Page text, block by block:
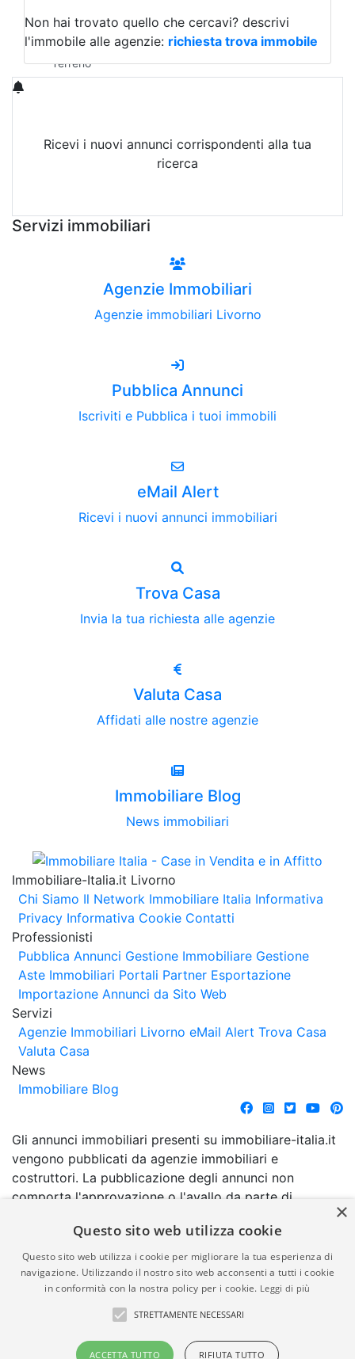
Qualsiasi
Terreno edificabile
Terreno
Non hai trovato quello che cercavi? descrivi
l'immobile alle agenzie: richiesta trova immobile
Ricevi i nuovi annunci corrispondenti alla tua
ricerca
Servizi immobiliari
Agenzie Immobiliari
Agenzie immobiliari Livorno
Pubblica Annunci
Iscriviti e Pubblica i tuoi immobili
eMail Alert
Ricevi i nuovi annunci immobiliari
Trova Casa
Invia la tua richiesta alle agenzie
Valuta Casa
Affidati alle nostre agenzie
Immobiliare Blog
News immobiliari
Immobiliare-Italia.it Livorno
Chi Siamo Il Network Immobiliare Italia Informativa
Privacy Informativa Cookie Contatti
Professionisti
Pubblica Annunci Gestione Immobiliare Gestione
Aste Immobiliari Portali Partner Esportazione
Importazione Annunci da Sito Web
Servizi
Agenzie Immobiliari Livorno eMail Alert Trova Casa
Valuta Casa
News
Immobiliare Blog
Gli annunci immobiliari presenti su immobiliare-italia.it
vengono pubblicati da agenzie immobiliari e
costruttori. La pubblicazione degli annunci non
comporta l'approvazione o l'avallo da parte di
garanzia da parte di quest'ultima. immobiliare-italia.it
quindi non è responsabile della veridicità, della
correttezza, della completezza, della normativa in
materia di privacy e/o di alcun altro aspetto dei
suddetti annunci.
© Copyright 2007 - 2026
Powered by
×
Questo sito web utilizza cookie
Questo sito web utilizza i cookie per migliorare la tua esperienza di
navigazione. Utilizzando il nostro sito web acconsenti a tutti i cookie
in conformità con la nostra policy per i cookie. Leggi di più
STRETTAMENTE NECESSARI
ACCETTA TUTTO RIFIUTA TUTTO